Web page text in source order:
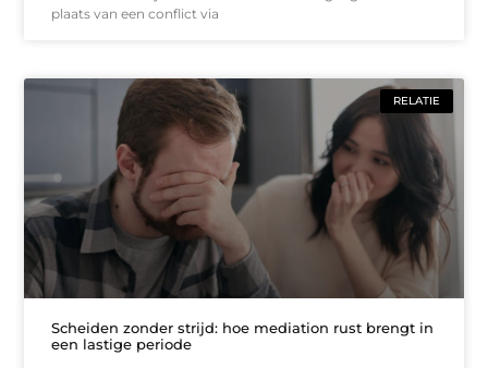
plaats van een conflict via
RELATIE
Scheiden zonder strijd: hoe mediation rust brengt in
een lastige periode